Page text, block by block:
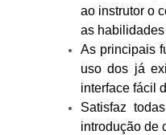
ao instrutor o
as
As principais
uso dos já
interface fácil
Satisfaz
introdução de